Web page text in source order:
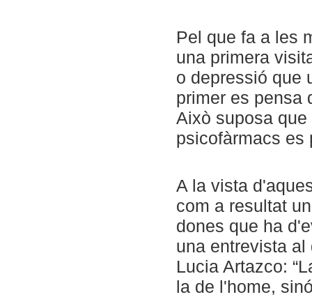
Pel que fa a les
una primera
o depressió que
primer es pensa
Això suposa
psicofàrmacs es
A la vista
com a resultat
dones que ha
una entrevista
Lucia Artazco:
la de l'home,